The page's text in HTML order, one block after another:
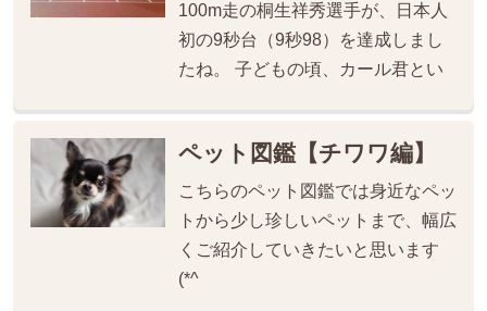
100m走の桐生祥秀選手が、日本人
初の9秒台（9秒98）を達成しまし
たね。 子どもの頃、カール君とい
ペット図鑑【チワワ編】
こちらのペット図鑑では身近なペッ
トから少し珍しいペットまで、幅広
くご紹介していきたいと思います
(*^